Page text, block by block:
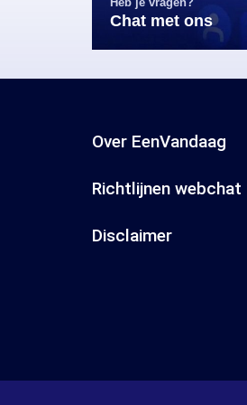
Chat met ons
Over EenVandaag
Richtlijnen webchat
Disclaimer